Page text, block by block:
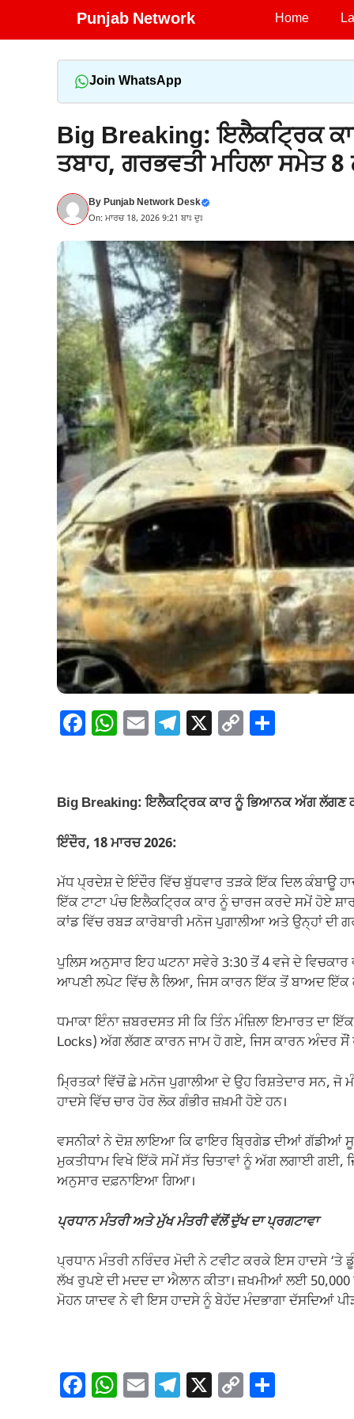
Punjab Network Home
Join WhatsApp
Big Breaking: ਇਲੈਕਟ੍ਰਿਕ
ਤਬਾਹ, ਗਰਭਵਤੀ ਮਹਿਲਾ ਸਮੇਤ 8
ByPunjab Network Desk
On: ਮਾਰਚ 18, 2026 9:21 ਬਾਃ ਦੁਃ
F
e
o
o
k
W
s
p
p
E T
gr
X C
y
k
e
Big Breaking: ਇਲੈਕਟ੍ਰਿਕ ਕਾਰ ਨੂੰ ਭਿਆਨਕ ਅੱਗ ਲੱਗਣ
ਇੰਦੌਰ, 18 ਮਾਰਚ 2026:
ਮੱਧ ਪ੍ਰਦੇਸ਼ ਦੇ ਇੰਦੌਰ ਵਿੱਚ ਬੁੱਧਵਾਰ ਤੜਕੇ ਇੱਕ ਦਿਲ ਕੰਬਾਊ
ਇੱਕ ਟਾਟਾ ਪੰਚ ਇਲੈਕਟ੍ਰਿਕ ਕਾਰ ਨੂੰ ਚਾਰਜ ਕਰਦੇ ਸਮੇਂ ਹੋਏ
ਕਾਂਡ ਵਿੱਚ ਰਬੜ ਕਾਰੋਬਾਰੀ ਮਨੋਜ ਪੁਗਾਲੀਆ ਅਤੇ ਉਨ੍ਹਾਂ ਦੀ
ਪੁਲਿਸ ਅਨੁਸਾਰ ਇਹ ਘਟਨਾ ਸਵੇਰੇ 3:30 ਤੋਂ 4 ਵਜੇ ਦੇ
ਆਪਣੀ ਲਪੇਟ ਵਿੱਚ ਲੈ ਲਿਆ, ਜਿਸ ਕਾਰਨ ਇੱਕ ਤੋਂ ਬਾਅਦ ਇੱਕ
ਧਮਾਕਾ ਇੰਨਾ ਜ਼ਬਰਦਸਤ ਸੀ ਕਿ ਤਿੰਨ ਮੰਜ਼ਿਲਾ ਇਮਾਰਤ ਦਾ
Locks) ਅੱਗ ਲੱਗਣ ਕਾਰਨ ਜਾਮ ਹੋ ਗਏ, ਜਿਸ ਕਾਰਨ ਅੰਦਰ
ਮ੍ਰਿਤਕਾਂ ਵਿੱਚੋਂ ਛੇ ਮਨੋਜ ਪੁਗਾਲੀਆ ਦੇ ਉਹ ਰਿਸ਼ਤੇਦਾਰ ਸਨ, ਜੋ
ਹਾਦਸੇ ਵਿੱਚ ਚਾਰ ਹੋਰ ਲੋਕ ਗੰਭੀਰ ਜ਼ਖ਼ਮੀ ਹੋਏ ਹਨ।
ਵਸਨੀਕਾਂ ਨੇ ਦੋਸ਼ ਲਾਇਆ ਕਿ ਫਾਇਰ ਬ੍ਰਿਗੇਡ ਦੀਆਂ ਗੱਡੀਆਂ
ਮੁਕਤੀਧਾਮ ਵਿਖੇ ਇੱਕੋ ਸਮੇਂ ਸੱਤ ਚਿਤਾਵਾਂ ਨੂੰ ਅੱਗ ਲਗਾਈ ਗਈ,
ਅਨੁਸਾਰ ਦਫ਼ਨਾਇਆ ਗਿਆ।
ਪ੍ਰਧਾਨ ਮੰਤਰੀ ਅਤੇ ਮੁੱਖ ਮੰਤਰੀ ਵੱਲੋਂ ਦੁੱਖ ਦਾ ਪ੍ਰਗਟਾਵਾ
ਪ੍ਰਧਾਨ ਮੰਤਰੀ ਨਰਿੰਦਰ ਮੋਦੀ ਨੇ ਟਵੀਟ ਕਰਕੇ ਇਸ ਹਾਦਸੇ ‘ਤੇ
ਲੱਖ ਰੁਪਏ ਦੀ ਮਦਦ ਦਾ ਐਲਾਨ ਕੀਤਾ। ਜ਼ਖਮੀਆਂ ਲਈ
ਮੋਹਨ ਯਾਦਵ ਨੇ ਵੀ ਇਸ ਹਾਦਸੇ ਨੂੰ ਬੇਹੱਦ ਮੰਦਭਾਗਾ ਦੱਸਦਿਆਂ
F W E T X C